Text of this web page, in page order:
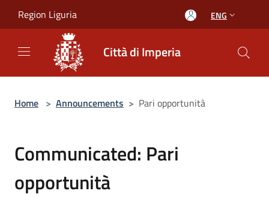
Region Liguria ENG
Città di Imperia
Home > Announcements > Pari opportunità
Communicated: Pari
opportunità